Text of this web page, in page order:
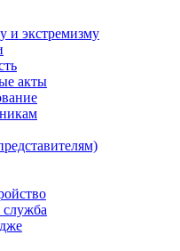
и экстремизму
акты
служба